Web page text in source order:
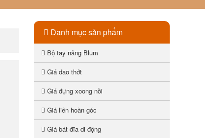
Danh mục sản phẩm
Bộ tay nâng Blum
Giá dao thớt
Giá đựng xoong nồi
Giá liên hoàn góc
Giá bát đĩa di động